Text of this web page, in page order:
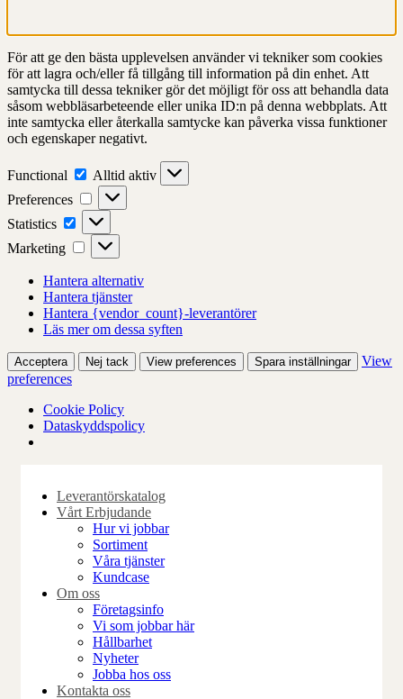
För att ge den bästa upplevelsen använder vi tekniker som cookies
för att lagra och/eller få tillgång till information på din enhet. Att
samtycka till dessa tekniker gör det möjligt för oss att behandla data
såsom webbläsarbeteende eller unika ID:n på denna webbplats. Att
inte samtycka eller återkalla samtycke kan påverka vissa funktioner
och egenskaper negativt.
Functional Functional
Alltid aktiv
Preferences
Preferences
Statistics Statistics
Marketing Marketing
Hantera alternativ
Hantera tjänster
Hantera {vendor_count}-leverantörer
Läs mer om dessa syften
Acceptera Nej tack View preferences Spara inställningar
View
preferences
Cookie Policy
Dataskyddspolicy
content
Leverantörskatalog
Vårt Erbjudande
Hur vi jobbar
Sortiment
Våra tjänster
Kundcase
Om oss
Företagsinfo
Vi som jobbar här
Hållbarhet
Nyheter
Jobba hos oss
Kontakta oss